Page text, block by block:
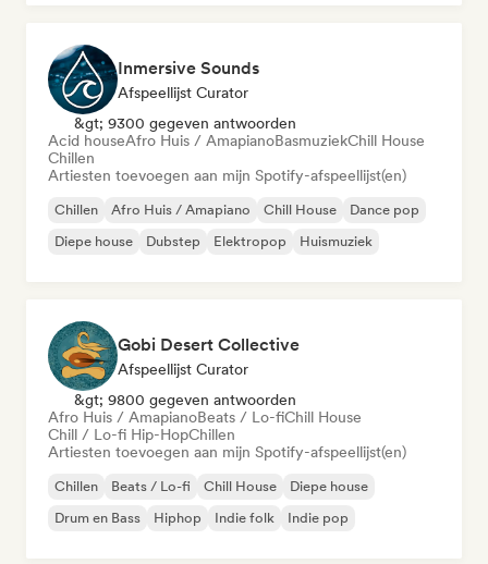
Inmersive Sounds
Afspeellijst Curator
&gt; 9300 gegeven antwoorden
Acid houseAfro Huis / AmapianoBasmuziekChill House
Chillen
Artiesten toevoegen aan mijn Spotify-afspeellijst(en)
Chillen Afro Huis / Amapiano Chill House
Dance pop
Diepe house
Dubstep Elektropop Huismuziek
Gobi Desert Collective
Afspeellijst Curator
&gt; 9800 gegeven antwoorden
Afro Huis / AmapianoBeats / Lo-fiChill House
Chill / Lo-fi Hip-HopChillen
Artiesten toevoegen aan mijn Spotify-afspeellijst(en)
Chillen Beats / Lo-fi Chill House
Diepe house
Drum en Bass
Hiphop Indie folk Indie pop